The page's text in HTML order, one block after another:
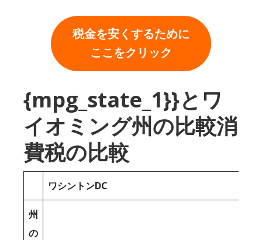
税金を安くするために
ここをクリック
{mpg_state_1}}とワ
イオミング州の比較消
費税の比較
ワシントンDC
州
の